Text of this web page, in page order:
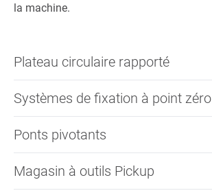
la machine.
Plateau circulaire rapporté
Systèmes de fixation à point zéro
Ponts pivotants
Magasin à outils Pickup